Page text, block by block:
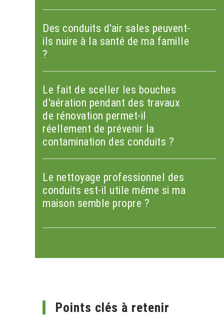
Des conduits d'air sales peuvent-
ils nuire à la santé de ma famille
?
Le fait de sceller les bouches
d'aération pendant des travaux
de rénovation permet-il
réellement de prévenir la
contamination des conduits ?
Le nettoyage professionnel des
conduits est-il utile même si ma
maison semble propre ?
Points clés à retenir